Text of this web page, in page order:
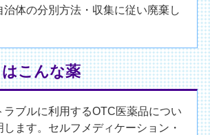
治体の分別方法・収集に従い廃棄し
こんな薬
ラブルに利用するOTC医薬品につい
ます。セルフメディケーション・